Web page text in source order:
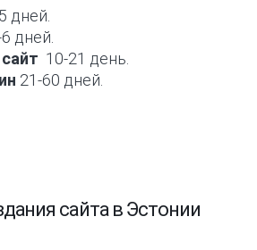
дней.
дней.
10-21 день.
21-60 дней.
сайта в Эстонии